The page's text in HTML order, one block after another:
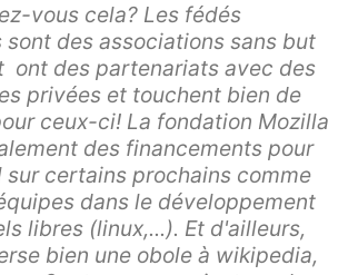
vous cela? Les fédés
des associations sans but
ont des partenariats avec des
privées et touchent bien de
ceux-ci! La fondation Mozilla
des financements pour
sur certains prochains comme
dans le développement
libres (linux,...). Et d'ailleurs,
bien une obole à wikipedia,